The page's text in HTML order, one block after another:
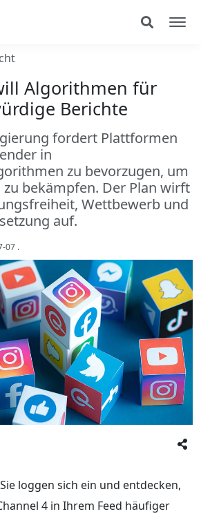
Algorithmen für
Berichte
fordert Plattformen
in
zu bevorzugen, um
bekämpfen. Der Plan wirft
Wettbewerb und
auf.
07 .
loggen sich ein und entdecken,
4 in Ihrem Feed häufiger